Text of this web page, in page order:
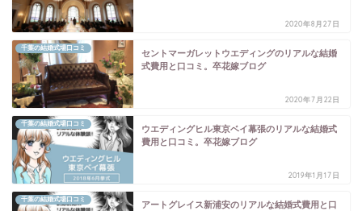
2020年8月27日
千葉の結婚式場口コミ
セントマーガレットウエディングのリアルな結婚
式費用と口コミ。卒花嫁ブログ
2020年7月22日
千葉の結婚式場口コミ
ウエディングヒル東京ベイ幕張のリアルな結婚式
費用と口コミ。卒花嫁ブログ
2019年1月17日
千葉の結婚式場口コミ
アートグレイス新浦安のリアルな結婚式費用と口